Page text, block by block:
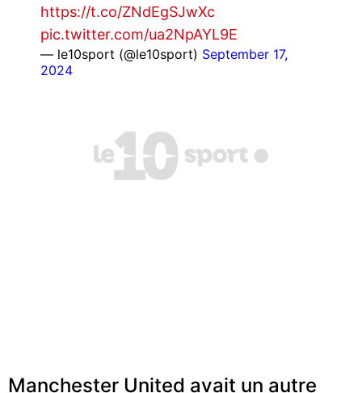
https://t.co/ZNdEgSJwXc
pic.twitter.com/ua2NpAYL9E
— le10sport (@le10sport) September 17,
2024
Manchester United avait un autre